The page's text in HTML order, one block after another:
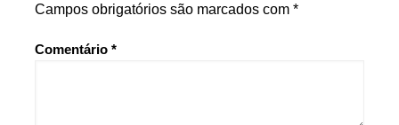
Campos obrigatórios são marcados com *
Comentário *